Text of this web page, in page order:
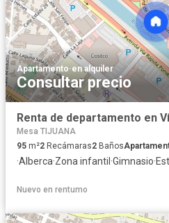
Apartamento·en alquiler
Consultar precio
Mesa TIJUANA
95 m²2 Recámaras2 Baños
·Alberca·Zona infantil ·Gimnasio·
Nuevo en rentumo